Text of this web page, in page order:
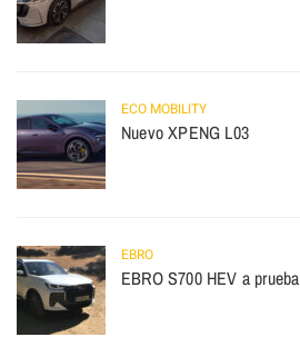
ECO MOBILITY
Nuevo XPENG L03
EBRO
EBRO S700 HEV a prueba